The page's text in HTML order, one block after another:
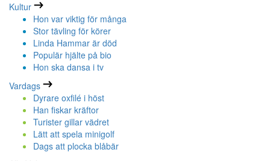
Kultur
Hon var viktig för många
Stor tävling för körer
Linda Hammar är död
Populär hjälte på bio
Hon ska dansa i tv
Vardags
Dyrare oxfilé i höst
Han fiskar kräftor
Turister gillar vädret
Lätt att spela minigolf
Dags att plocka blåbär